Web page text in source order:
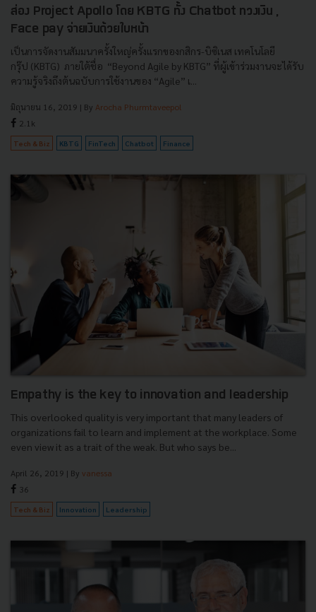
ส่อง Project Apollo โดย KBTG ทั้ง Chatbot ทวงเงิน ,
Face pay จ่ายเงินด้วยใบหน้า
เป็นการจัดงานสัมมนาครั้งใหญ่ครั้งแรกของกสิกร-บิซิเนส เทคโนโลยี
กรุ๊ป (KBTG) ภายใต้ชื่อ “Beyond Agile by KBTG” ที่ผู้เข้าร่วมงานจะได้รับ
ความรู้จริงถึงต้นฉบับการใช้งานของ “Agile” เ...
มิถุนายน 16, 2019 | By Arocha Phurmtaveepol
2.1k
Tech & Biz KBTG FinTech Chatbot Finance
Empathy is the key to innovation and leadership
This overlooked quality is very important that many leaders of
organizations fail to learn and implement at the workplace. Some
even view it as a trait of the weak. But who says be...
April 26, 2019 | By vanessa
36
Tech & Biz Innovation Leadership